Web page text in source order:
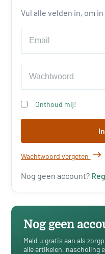
Vul alle velden in, om
Onthoud mij!
Wachtwoord vergeten
Nog geen account?
Nog geen
Meld u gratis aan als
alle artikelen, nascholing